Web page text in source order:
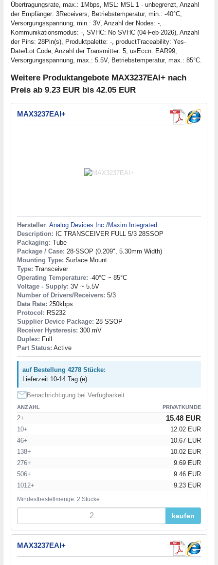
Übertragungsrate, max.: 1Mbps, MSL: MSL 1 - unbegrenzt, Anzahl
der Empfänger: 3Receivers, Betriebstemperatur, min.: -40°C,
Versorgungsspannung, min.: 3V, Anzahl der Nodes: -,
Kommunikationsmodus: -, SVHC: No SVHC (04-Feb-2026), Anzahl
der Pins: 28Pin(s), Produktpalette: -, productTraceability: Yes-
Date/Lot Code, Anzahl der Transmitter: 5, usEccn: EAR99,
Versorgungsspannung, max.: 5.5V, Betriebstemperatur, max.: 85°C.
Weitere Produktangebote MAX3237EAI+ nach
Preis ab 9.23 EUR bis 42.05 EUR
MAX3237EAI+
Hersteller: Analog Devices Inc./Maxim Integrated
Description: IC TRANSCEIVER FULL 5/3 28SSOP
Packaging: Tube
Package / Case: 28-SSOP (0.209", 5.30mm Width)
Mounting Type: Surface Mount
Type: Transceiver
Operating Temperature: -40°C ~ 85°C
Voltage - Supply: 3V ~ 5.5V
Number of Drivers/Receivers: 5/3
Data Rate: 250kbps
Protocol: RS232
Supplier Device Package: 28-SSOP
Receiver Hysteresis: 300 mV
Duplex: Full
Part Status: Active
auf Bestellung 4278 Stücke:
Lieferzeit 10-14 Tag (e)
Benachrichtigung bei Verfügbarkeit
ANZAHL PRIVATKUNDE
2+ 15.48 EUR
10+
12.02 EUR
46+
10.67 EUR
138+
10.02 EUR
276+
9.69 EUR
506+
9.46 EUR
1012+
9.23 EUR
Mindestbestellmenge: 2 Stücke
kaufen
MAX3237EAI+